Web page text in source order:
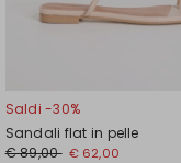
Saldi -30%
Sandali flat in pelle
€ 89,00 € 62,00